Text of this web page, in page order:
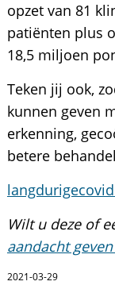
opzet van 81
patiënten plus
18,5 miljoen
Teken jij ook,
kunnen geven
erkenning,
betere
Wilt u deze of
aandacht
2021-03-29